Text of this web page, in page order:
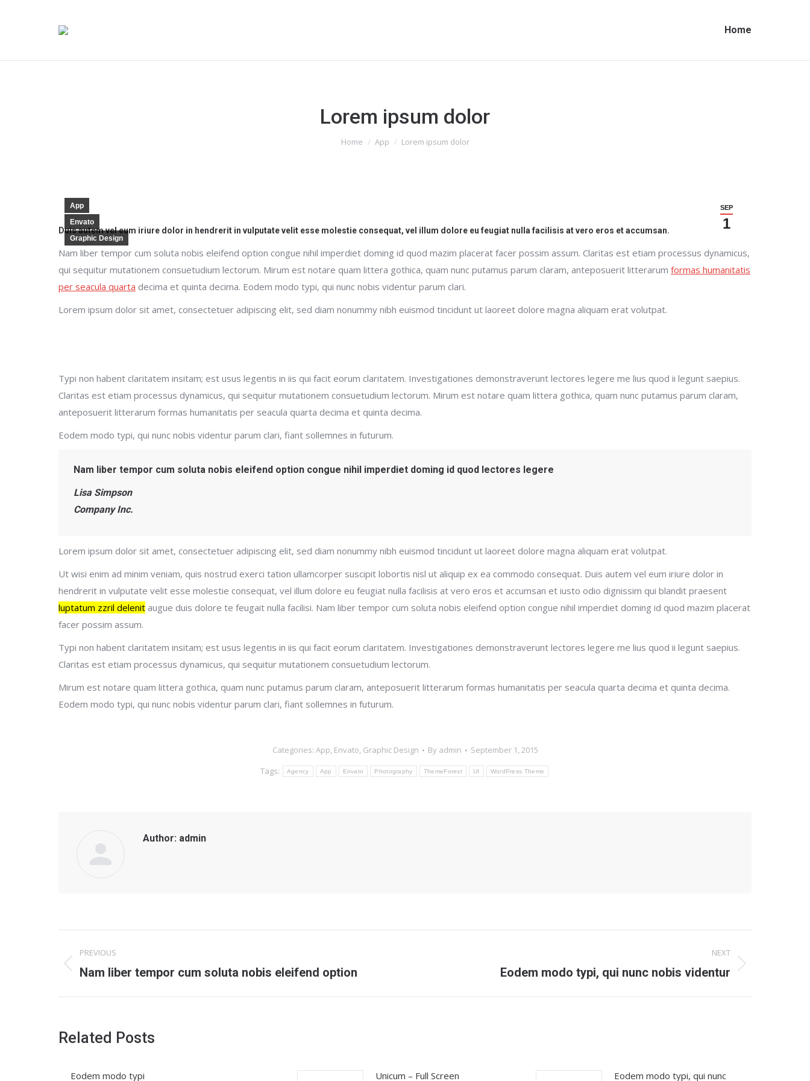
Home
Lorem ipsum dolor
You are here:
Home App Lorem ipsum dolor
SEP
1
App
Envato
Graphic Design
Duis autem vel eum iriure dolor in hendrerit in vulputate velit esse molestie consequat, vel illum dolore eu feugiat nulla facilisis at vero eros et accumsan.
Nam liber tempor cum soluta nobis eleifend option congue nihil imperdiet doming id quod mazim placerat facer possim assum. Claritas est etiam processus dynamicus,
qui sequitur mutationem consuetudium lectorum. Mirum est notare quam littera gothica, quam nunc putamus parum claram, anteposuerit litterarum formas humanitatis
per seacula quarta decima et quinta decima. Eodem modo typi, qui nunc nobis videntur parum clari.
Lorem ipsum dolor sit amet, consectetuer adipiscing elit, sed diam nonummy nibh euismod tincidunt ut laoreet dolore magna aliquam erat volutpat.
Typi non habent claritatem insitam; est usus legentis in iis qui facit eorum claritatem. Investigationes demonstraverunt lectores legere me lius quod ii legunt saepius.
Claritas est etiam processus dynamicus, qui sequitur mutationem consuetudium lectorum. Mirum est notare quam littera gothica, quam nunc putamus parum claram,
anteposuerit litterarum formas humanitatis per seacula quarta decima et quinta decima.
Eodem modo typi, qui nunc nobis videntur parum clari, fiant sollemnes in futurum.
Nam liber tempor cum soluta nobis eleifend option congue nihil imperdiet doming id quod lectores legere
Lisa Simpson
Company Inc.
Lorem ipsum dolor sit amet, consectetuer adipiscing elit, sed diam nonummy nibh euismod tincidunt ut laoreet dolore magna aliquam erat volutpat.
Ut wisi enim ad minim veniam, quis nostrud exerci tation ullamcorper suscipit lobortis nisl ut aliquip ex ea commodo consequat. Duis autem vel eum iriure dolor in
hendrerit in vulputate velit esse molestie consequat, vel illum dolore eu feugiat nulla facilisis at vero eros et accumsan et iusto odio dignissim qui blandit praesent
luptatum zzril delenit augue duis dolore te feugait nulla facilisi. Nam liber tempor cum soluta nobis eleifend option congue nihil imperdiet doming id quod mazim placerat
facer possim assum.
Typi non habent claritatem insitam; est usus legentis in iis qui facit eorum claritatem. Investigationes demonstraverunt lectores legere me lius quod ii legunt saepius.
Claritas est etiam processus dynamicus, qui sequitur mutationem consuetudium lectorum.
Mirum est notare quam littera gothica, quam nunc putamus parum claram, anteposuerit litterarum formas humanitatis per seacula quarta decima et quinta decima.
Eodem modo typi, qui nunc nobis videntur parum clari, fiant sollemnes in futurum.
Categories: App, Envato, Graphic Design By admin
September 1, 2015
Tags:
Agency App Envato Photography ThemeForest UI WordPress Theme
Author: admin
navigation
PREVIOUS
Previous
Nam liber tempor cum soluta nobis eleifend option
NEXT
Eodem modo typi, qui nunc nobis videntur
Related Posts
Eodem modo typi Unicum – Full Screen Eodem modo typi, qui nunc